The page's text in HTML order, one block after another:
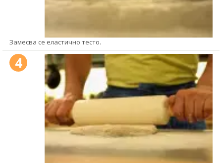
Замесва се еластично тесто.
4